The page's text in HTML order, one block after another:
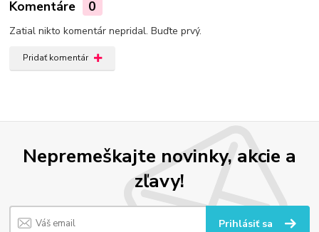
Komentáre 0
Zatial nikto komentár nepridal. Buďte prvý.
Pridať komentár
Nepremeškajte novinky, akcie a
zľavy!
Prihlásiť sa